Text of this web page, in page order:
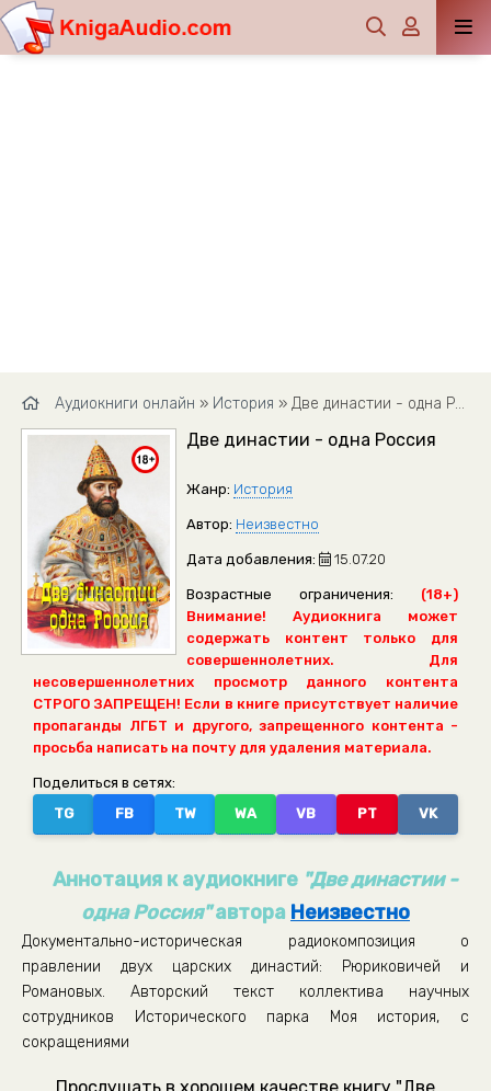
Аудиокниги онлайн » История » Две династии - одна Россия
Две династии - одна Россия
Жанр: История
Автор: Неизвестно
Дата добавления: 15.07.20
Возрастные ограничения:
(18+)
Внимание! Аудиокнига может
содержать контент только для
совершеннолетних. Для
несовершеннолетних просмотр данного контента
СТРОГО ЗАПРЕЩЕН! Если в книге присутствует наличие
пропаганды ЛГБТ и другого, запрещенного контента -
просьба написать на почту для удаления материала.
Поделиться в сетях:
TG
FB TW WA VB PT VK
Аннотация к аудиокниге "Две династии -
одна Россия"автора Неизвестно
Документально-историческая радиокомпозиция о
правлении двух царских династий: Рюриковичей и
Романовых. Авторский текст коллектива научных
сотрудников Исторического парка Моя история, с
сокращениями